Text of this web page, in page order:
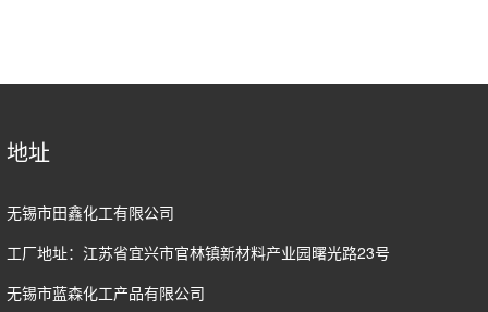
地址
无锡市田鑫化工有限公司
工厂地址：江苏省宜兴市官林镇新材料产业园曙光路23号
无锡市蓝森化工产品有限公司